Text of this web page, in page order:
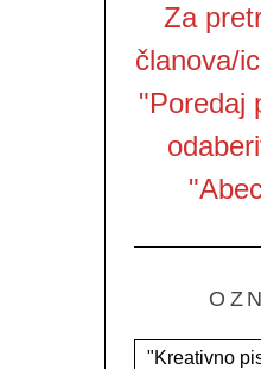
Za
članova/
"Poredaj
"Kreativno